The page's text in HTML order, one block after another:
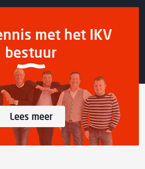
met het IKV
bestuur
Lees meer